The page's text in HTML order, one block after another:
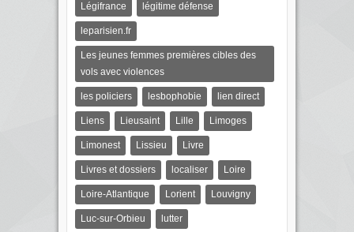
Légifrance légitime défense
leparisien.fr
Les jeunes femmes premières cibles des
vols avec violences
les policiers lesbophobie lien direct
Liens Lieusaint Lille Limoges
Limonest Lissieu Livre
Livres et dossiers localiser Loire
Loire-Atlantique Lorient Louvigny
Luc-sur-Orbieu lutter